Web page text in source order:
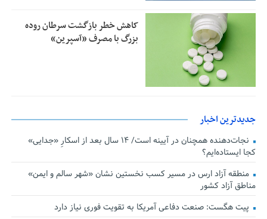
کاهش خطر بازگشت سرطان روده
بزرگ با مصرف «آسپرین»
جدیدترین اخبار
نجات‌دهنده‌ همچنان در آیینه است/ ۱۴ سال بعد از اسکارِ «جدایی»
کجا ایستاده‌ایم؟
منطقه آزاد ارس در مسیر کسب نخستین نشان «شهر سالم و ایمن»
مناطق آزاد کشور
پیت هگست: صنعت دفاعی آمریکا به تقویت فوری نیاز دارد